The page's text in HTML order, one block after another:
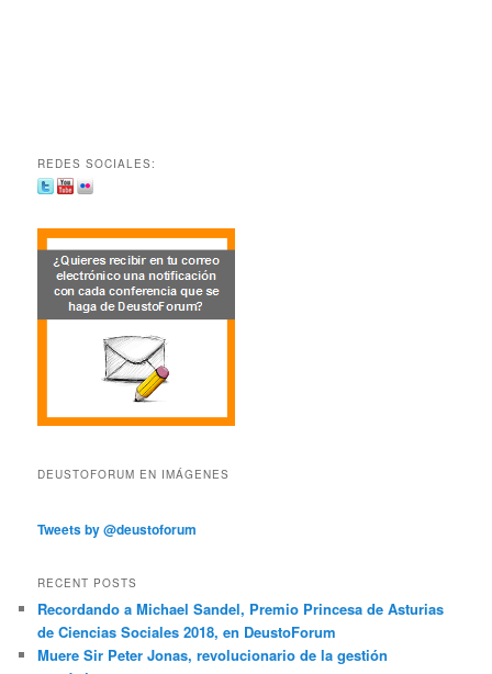
REDES SOCIALES:
DEUSTOFORUM EN IMÁGENES
Tweets by @deustoforum
RECENT POSTS
Recordando a Michael Sandel, Premio Princesa de Asturias
de Ciencias Sociales 2018, en DeustoForum
Muere Sir Peter Jonas, revolucionario de la gestión